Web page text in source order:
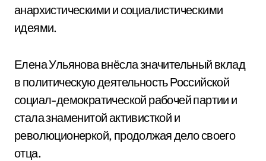
анархистическими и социалистическими
идеями.
Елена Ульянова внёсла значительный вклад
в политическую деятельность Российской
социал-демократической рабочей партии и
стала знаменитой активисткой и
революционеркой, продолжая дело своего
отца.